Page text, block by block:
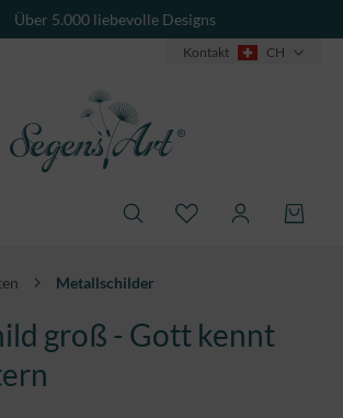
Über 5.000 liebevolle Designs
Kontakt CH
Metallschilder
groß - Gott kennt